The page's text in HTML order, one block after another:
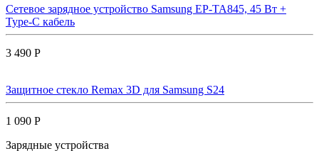
Сетевое зарядное устройство Samsung EP-TA845, 45 Вт +
Type-C кабель
3 490 Р
Защитное стекло Remax 3D для Samsung S24
1 090 Р
Зарядные устройства